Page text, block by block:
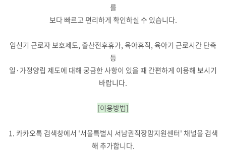
를
보다 빠르고 편리하게 확인하실 수 있습니다.
임신기 근로자 보호제도, 출산전후휴가, 육아휴직, 육아기 근로시간 단축
등
일·가정양립 제도에 대해 궁금한 사항이 있을 때 간편하게 이용해 보시기
바랍니다.
[이용방법]
1. 카카오톡 검색창에서 '서울특별시 서남권직장맘지원센터' 채널을 검색
해 추가합니다.